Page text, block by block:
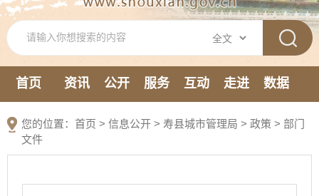
首页 资讯 公开 服务 互动 走进
数据
您的位置： 首页 > 信息公开 > 寿县城市管理局 > 政策 > 部门
文件